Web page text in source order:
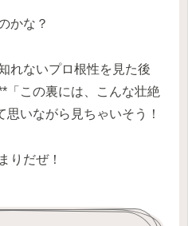
かな？
れないプロ根性を見た後
「この裏には、こんな壮絶
いながら見ちゃいそう！
りだぜ！